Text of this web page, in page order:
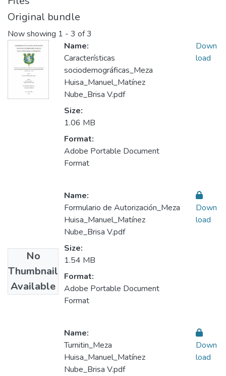
Original bundle
Now showing 1 - 3 of 3
Name:
Características
sociodemográficas_Meza
Huisa_Manuel_Matínez
Nube_Brisa V.pdf
Size:
1.06 MB
Format:
Adobe Portable Document
Format
Down
load
No
Thumbnail
Available
Name:
Formulario de Autorización_Meza
Huisa_Manuel_Matínez
Nube_Brisa V.pdf
Size:
1.54 MB
Format:
Adobe Portable Document
Format
Down
load
Name:
Turnitin_Meza
Huisa_Manuel_Matínez
Nube_Brisa V.pdf
Down
load